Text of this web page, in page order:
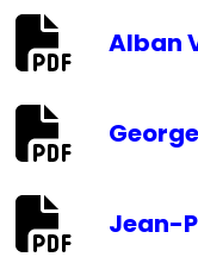
Alban
Jean-